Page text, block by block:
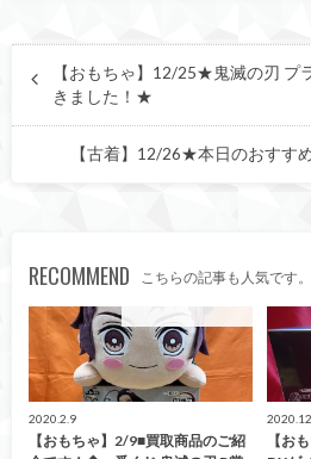
【おもちゃ】12/25★鬼滅の刃 プ
きました！★
【古着】12/26★本日のおすす
RECOMMEND こちらの記事も人気です。
2020.2.9
【おもちゃ】2/9■買取商品のご紹
【お